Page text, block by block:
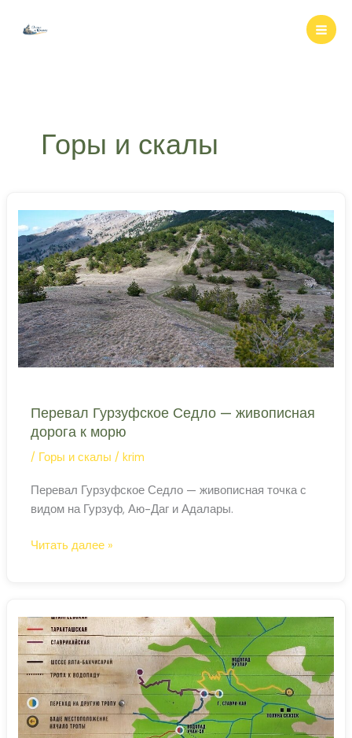
Горы и скалы
Перевал Гурзуфское Седло — живописная
дорога к морю
/ Горы и скалы /krim
Перевал Гурзуфское Седло — живописная точка с
видом на Гурзуф, Аю-Даг и Адалары.
Перевал
живописная
дорога
к
морю
Читать далее »